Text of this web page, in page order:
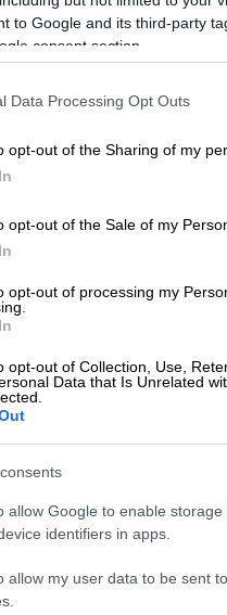
to Google and its third-party
consent section.
Data Processing Opt Outs
opt-out of the Sharing of my
opt-out of the Sale of my
opt-out of processing my
opt-out of Collection, Use,
Data that Is Unrelated
allow Google to enable
identifiers in apps.
allow my user data to be sent
ανδρών».
ηΣάρα Ντουροσέρ,
υπέρ μια
για να
να γνωρίζουν ή να
Φόρουμ για
«την
στην Ευρώπη,
την Αντισύλληψη το
στην
Ευρώπη σε
το 35% των